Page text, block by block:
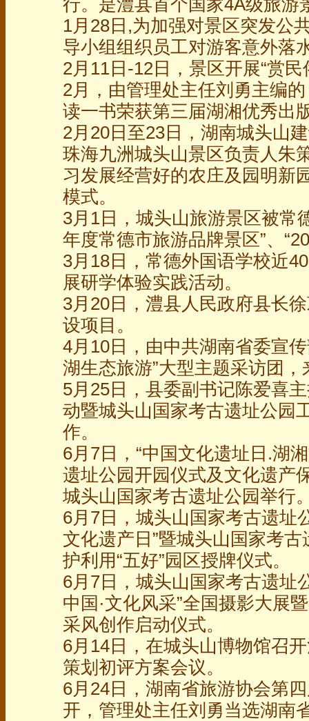
行。是澧县首个国家4A级旅游
1月28日,为加强对景区突发公
导小组组织员工对游客意外落
2月11日-12日，景区开展“赏
2月，由管理处主任刘勇主编
读一书荣获第三届湖湘优秀出
2月20日至23日，湖南城头山
珠海九洲城头山景区负责人朱
习发展经营好的农庄及园明新
模式。
3月1日，城头山旅游景区被常
年度常德市旅游品牌景区”、
3月18日，常德外国语学校近
展研学体验实践活动。
3月20日，澧县人民政府县长
设项目。
4月10日，由中共湖南省委宣
湖生态旅游”大型主题采访团
5月25日，县委副书记陈爱喜
动暨城头山国家考古遗址公园
作。
6月7日，“中国文化遗址日.湖
遗址公园开园仪式及文化遗产
城头山国家考古遗址公园举行
6月7日，城头山国家考古遗址
文化遗产日”暨城头山国家考
护利用“五好”园区授牌仪式。
6月7日，城头山国家考古遗址
中国·文化风采”全国摄影大展
采风创作启动仪式。
6月14日，在城头山博物馆召
策划初评方案会议。
6月24日，湖南省旅游协会第
开，管理处主任刘勇当选湖南